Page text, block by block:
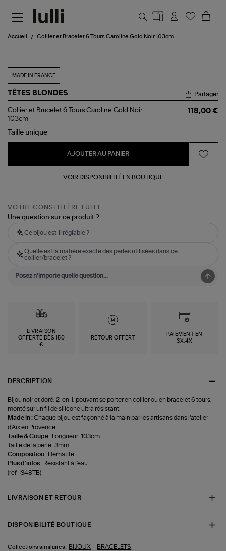
Accueil Collier et Bracelet 6 Tours Caroline Gold Noir 103cm
MADE IN FRANCE
TÊTES BLONDES
Collier
et
6
Tours
Noir
Partager
Collier et Bracelet 6 Tours Caroline Gold Noir
103cm
118,00 €
Taille unique
AJOUTER AU PANIER
VOIR DISPONIBILITÉ EN BOUTIQUE
VOTRE CONSEILLÈRE LULLI
Une question sur ce produit ?
Ce bijou est-il réglable ?
Quelle est la matière exacte des perles utilisées dans ce
collier/bracelet ?
LIVRAISON
OFFERTE DÈS 150
€
RETOUR OFFERT
PAIEMENT EN
3X,4X
DESCRIPTION
Bijou noir et doré, 2-en-1, pouvant se porter en collier ou en bracelet 6 tours,
monté sur un fil de silicone ultra résistant.
Made in :Chaque bijou est façonné à la main par les artisans dans l'atelier
d'Aix en Provence.
Taille & Coupe :
Longueur : 103cm
Taille de la perle : 3mm.
Composition : Hématite.
Plus d'infos : Résistant à l'eau.
(ref-1348TB)
LIVRAISON ET RETOUR
DISPONIBILITÉ BOUTIQUE
Collections similaires : BIJOUX - BRACELETS